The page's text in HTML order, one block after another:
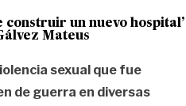
construir un nuevo hospital’
Mateus
sexual que fue
de guerra en diversas